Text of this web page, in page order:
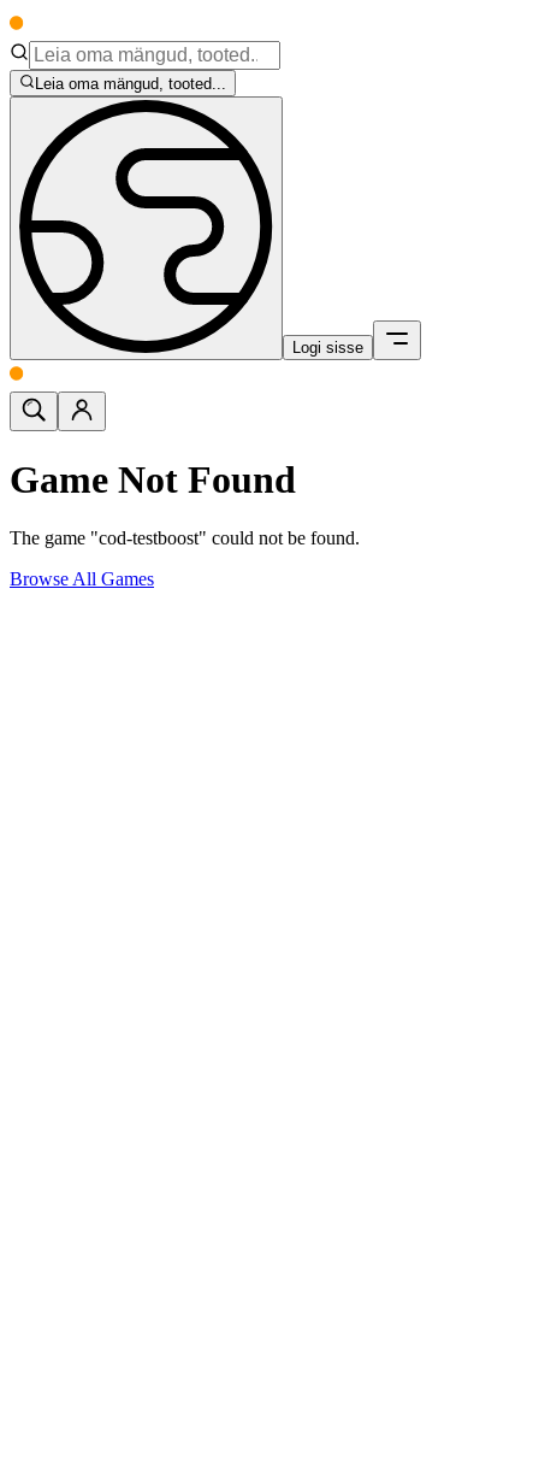
Leia oma mängud, tooted...
Logi sisse
Game Not Found
The game "cod-testboost" could not be found.
Browse All Games